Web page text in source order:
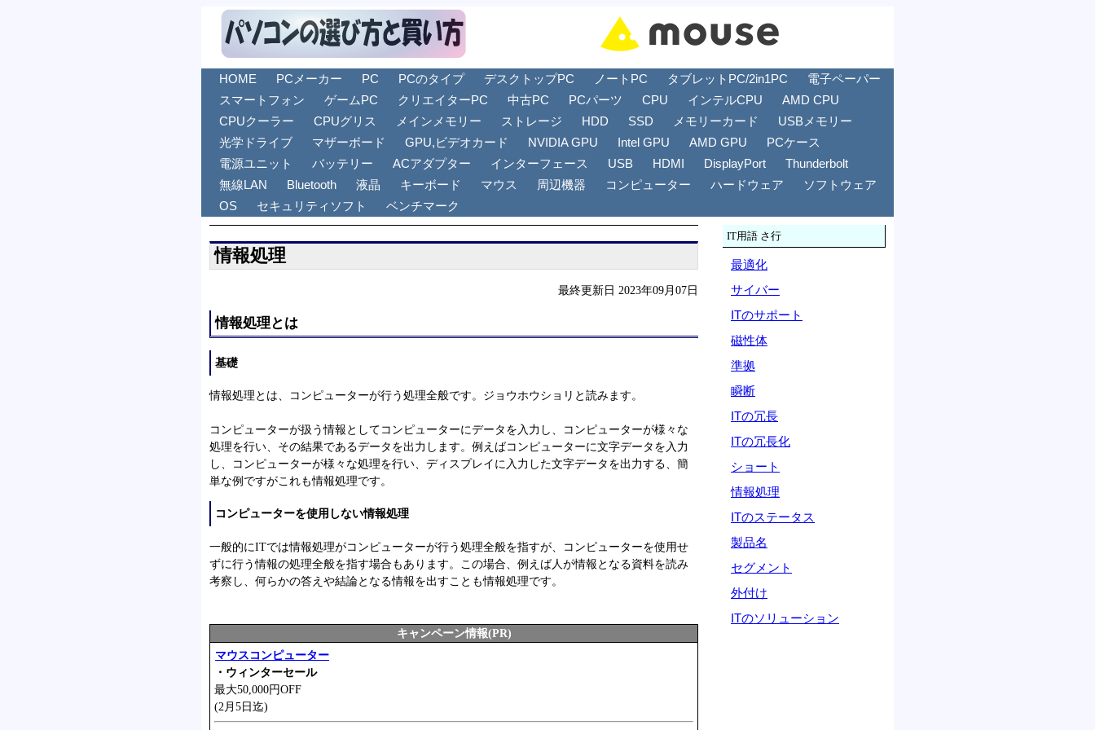
HOME PCメーカー PC PCのタイプ デスクトップPC ノートPC タブレットPC/2in1PC
電子ペーパー
スマートフォン
ゲームPC クリエイターPC 中古PC PCパーツ CPU インテルCPU
AMD CPU
CPUクーラー
CPUグリス メインメモリー ストレージ HDD SSD メモリーカード
USBメモリー
光学ドライブ
マザーボード GPU,ビデオカード NVIDIA GPU Intel GPU AMD GPU
PCケース
電源ユニット
バッテリー ACアダプター インターフェース USB HDMI DisplayPort
Thunderbolt
無線LAN
Bluetooth 液晶 キーボード マウス 周辺機器 コンピューター ハードウェア
ソフトウェア
OS
セキュリティソフト ベンチマーク
情報処理
最終更新日 2023年09月07日
情報処理とは
基礎
情報処理とは、コンピューターが行う処理全般です。ジョウホウショリと読みます。
コンピューターが扱う情報としてコンピューターにデータを入力し、コンピューターが様々な
処理を行い、その結果であるデータを出力します。例えばコンピューターに文字データを入力
し、コンピューターが様々な処理を行い、ディスプレイに入力した文字データを出力する、簡
単な例ですがこれも情報処理です。
コンピューターを使用しない情報処理
一般的にITでは情報処理がコンピューターが行う処理全般を指すが、コンピューターを使用せ
ずに行う情報の処理全般を指す場合もあります。この場合、例えば人が情報となる資料を読み
考察し、何らかの答えや結論となる情報を出すことも情報処理です。
キャンペーン情報(PR)
マウスコンピューター
・ウィンターセール
最大50,000円OFF
(2月5日迄)
IT用語 さ行
最適化
サイバー
ITのサポート
磁性体
準拠
瞬断
ITの冗長
ITの冗長化
ショート
情報処理
ITのステータス
製品名
セグメント
外付け
ITのソリューション